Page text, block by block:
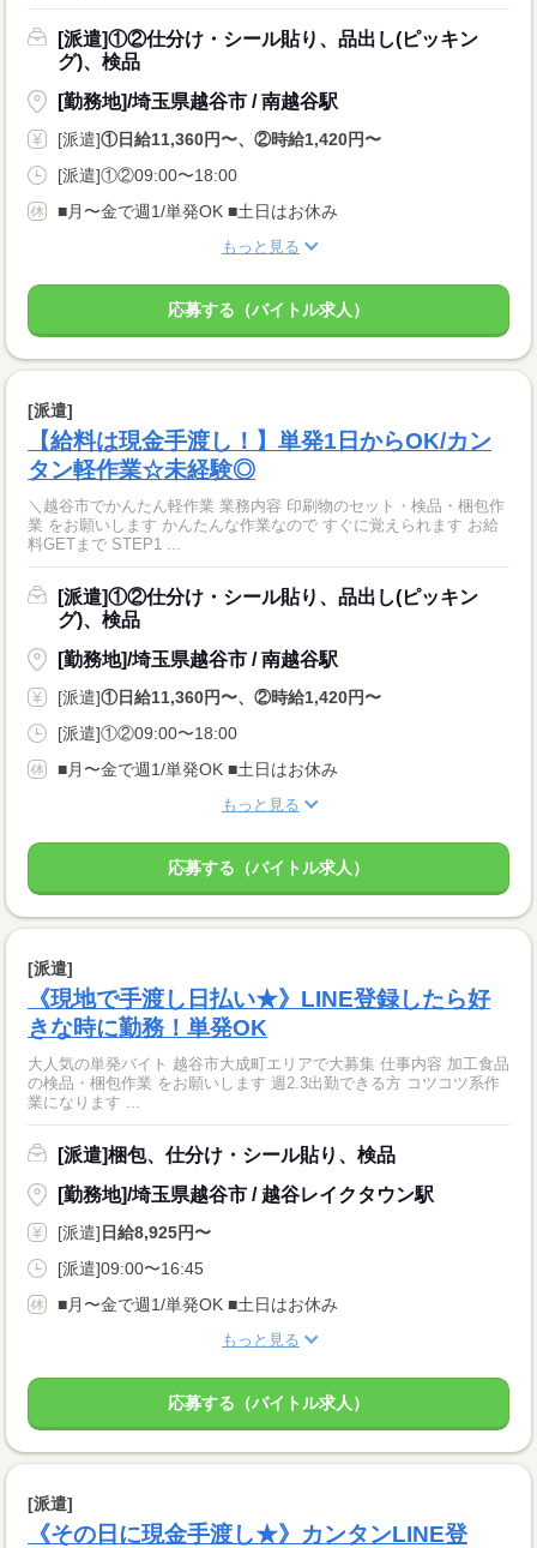
[派遣]①②仕分け・シール貼り、品出し(ピッキン
グ)、検品
[勤務地]/埼玉県越谷市 / 南越谷駅
[派遣]①日給11,360円〜、②時給1,420円〜
[派遣]①②09:00〜18:00
■月〜金で週1/単発OK ■土日はお休み
もっと見る
応募する（バイトル求人）
[派遣]
【給料は現金手渡し！】単発1日からOK/カン
タン軽作業☆未経験◎
＼越谷市でかんたん軽作業 業務内容 印刷物のセット・検品・梱包作
業 をお願いします かんたんな作業なので すぐに覚えられます お給
料GETまで STEP1 ...
[派遣]①②仕分け・シール貼り、品出し(ピッキン
グ)、検品
[勤務地]/埼玉県越谷市 / 南越谷駅
[派遣]①日給11,360円〜、②時給1,420円〜
[派遣]①②09:00〜18:00
■月〜金で週1/単発OK ■土日はお休み
もっと見る
応募する（バイトル求人）
[派遣]
《現地で手渡し日払い★》LINE登録したら好
きな時に勤務！単発OK
大人気の単発バイト 越谷市大成町エリアで大募集 仕事内容 加工食品
の検品・梱包作業 をお願いします 週2.3出勤できる方 コツコツ系作
業になります ...
[派遣]梱包、仕分け・シール貼り、検品
[勤務地]/埼玉県越谷市 / 越谷レイクタウン駅
[派遣] 日給8,925円〜
[派遣]09:00〜16:45
■月〜金で週1/単発OK ■土日はお休み
もっと見る
応募する（バイトル求人）
[派遣]
《その日に現金手渡し★》カンタンLINE登